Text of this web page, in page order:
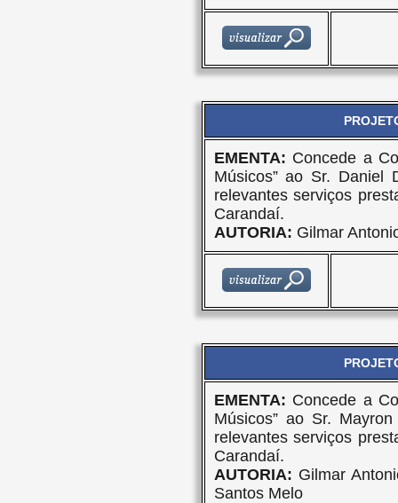
EMENTA: Concede a
Músicos” ao Sr. Daniel
relevantes serviços
Carandaí.
AUTORIA: Gilmar
EMENTA: Concede a
Músicos” ao Sr.
relevantes serviços
Carandaí.
AUTORIA: Gilmar
Santos Melo